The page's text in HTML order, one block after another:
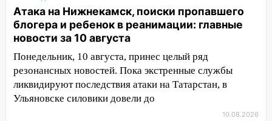
предстанут 24 участника криминальной
группировки
15:34
Ливень привел к жесткому ДТП: в
Ульяновской области перевернулась
легковушка
15:13 Семьям погибших и
пострадавшим в Нижнекамске окажут
Атака на Нижнекамск, поиски пропавшего
блогера и ребенок в реанимации: главные
новости за 10 августа
Понедельник, 10 августа, принес целый ряд
резонансных новостей. Пока экстренные службы
ликвидируют последствия атаки на Татарстан, в
Ульяновске силовики довели до
10.08.2026